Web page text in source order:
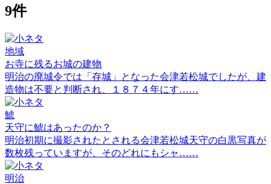
9件
地域
お寺に残るお城の建物
明治の廃城令では「存城」となった会津若松城でしたが、建
造物は不要と判断され、１８７４年にす……
鯱
天守に鯱はあったのか？
明治初期に撮影されたとされる会津若松城天守の白黒写真が
数枚残っていますが、そのどれにもシャ……
明治